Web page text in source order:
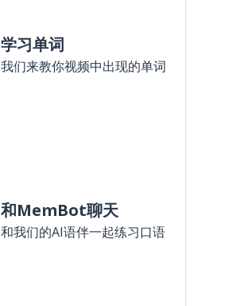
学习单词
我们来教你视频中出现的单词
和MemBot聊天
和我们的AI语伴一起练习口语